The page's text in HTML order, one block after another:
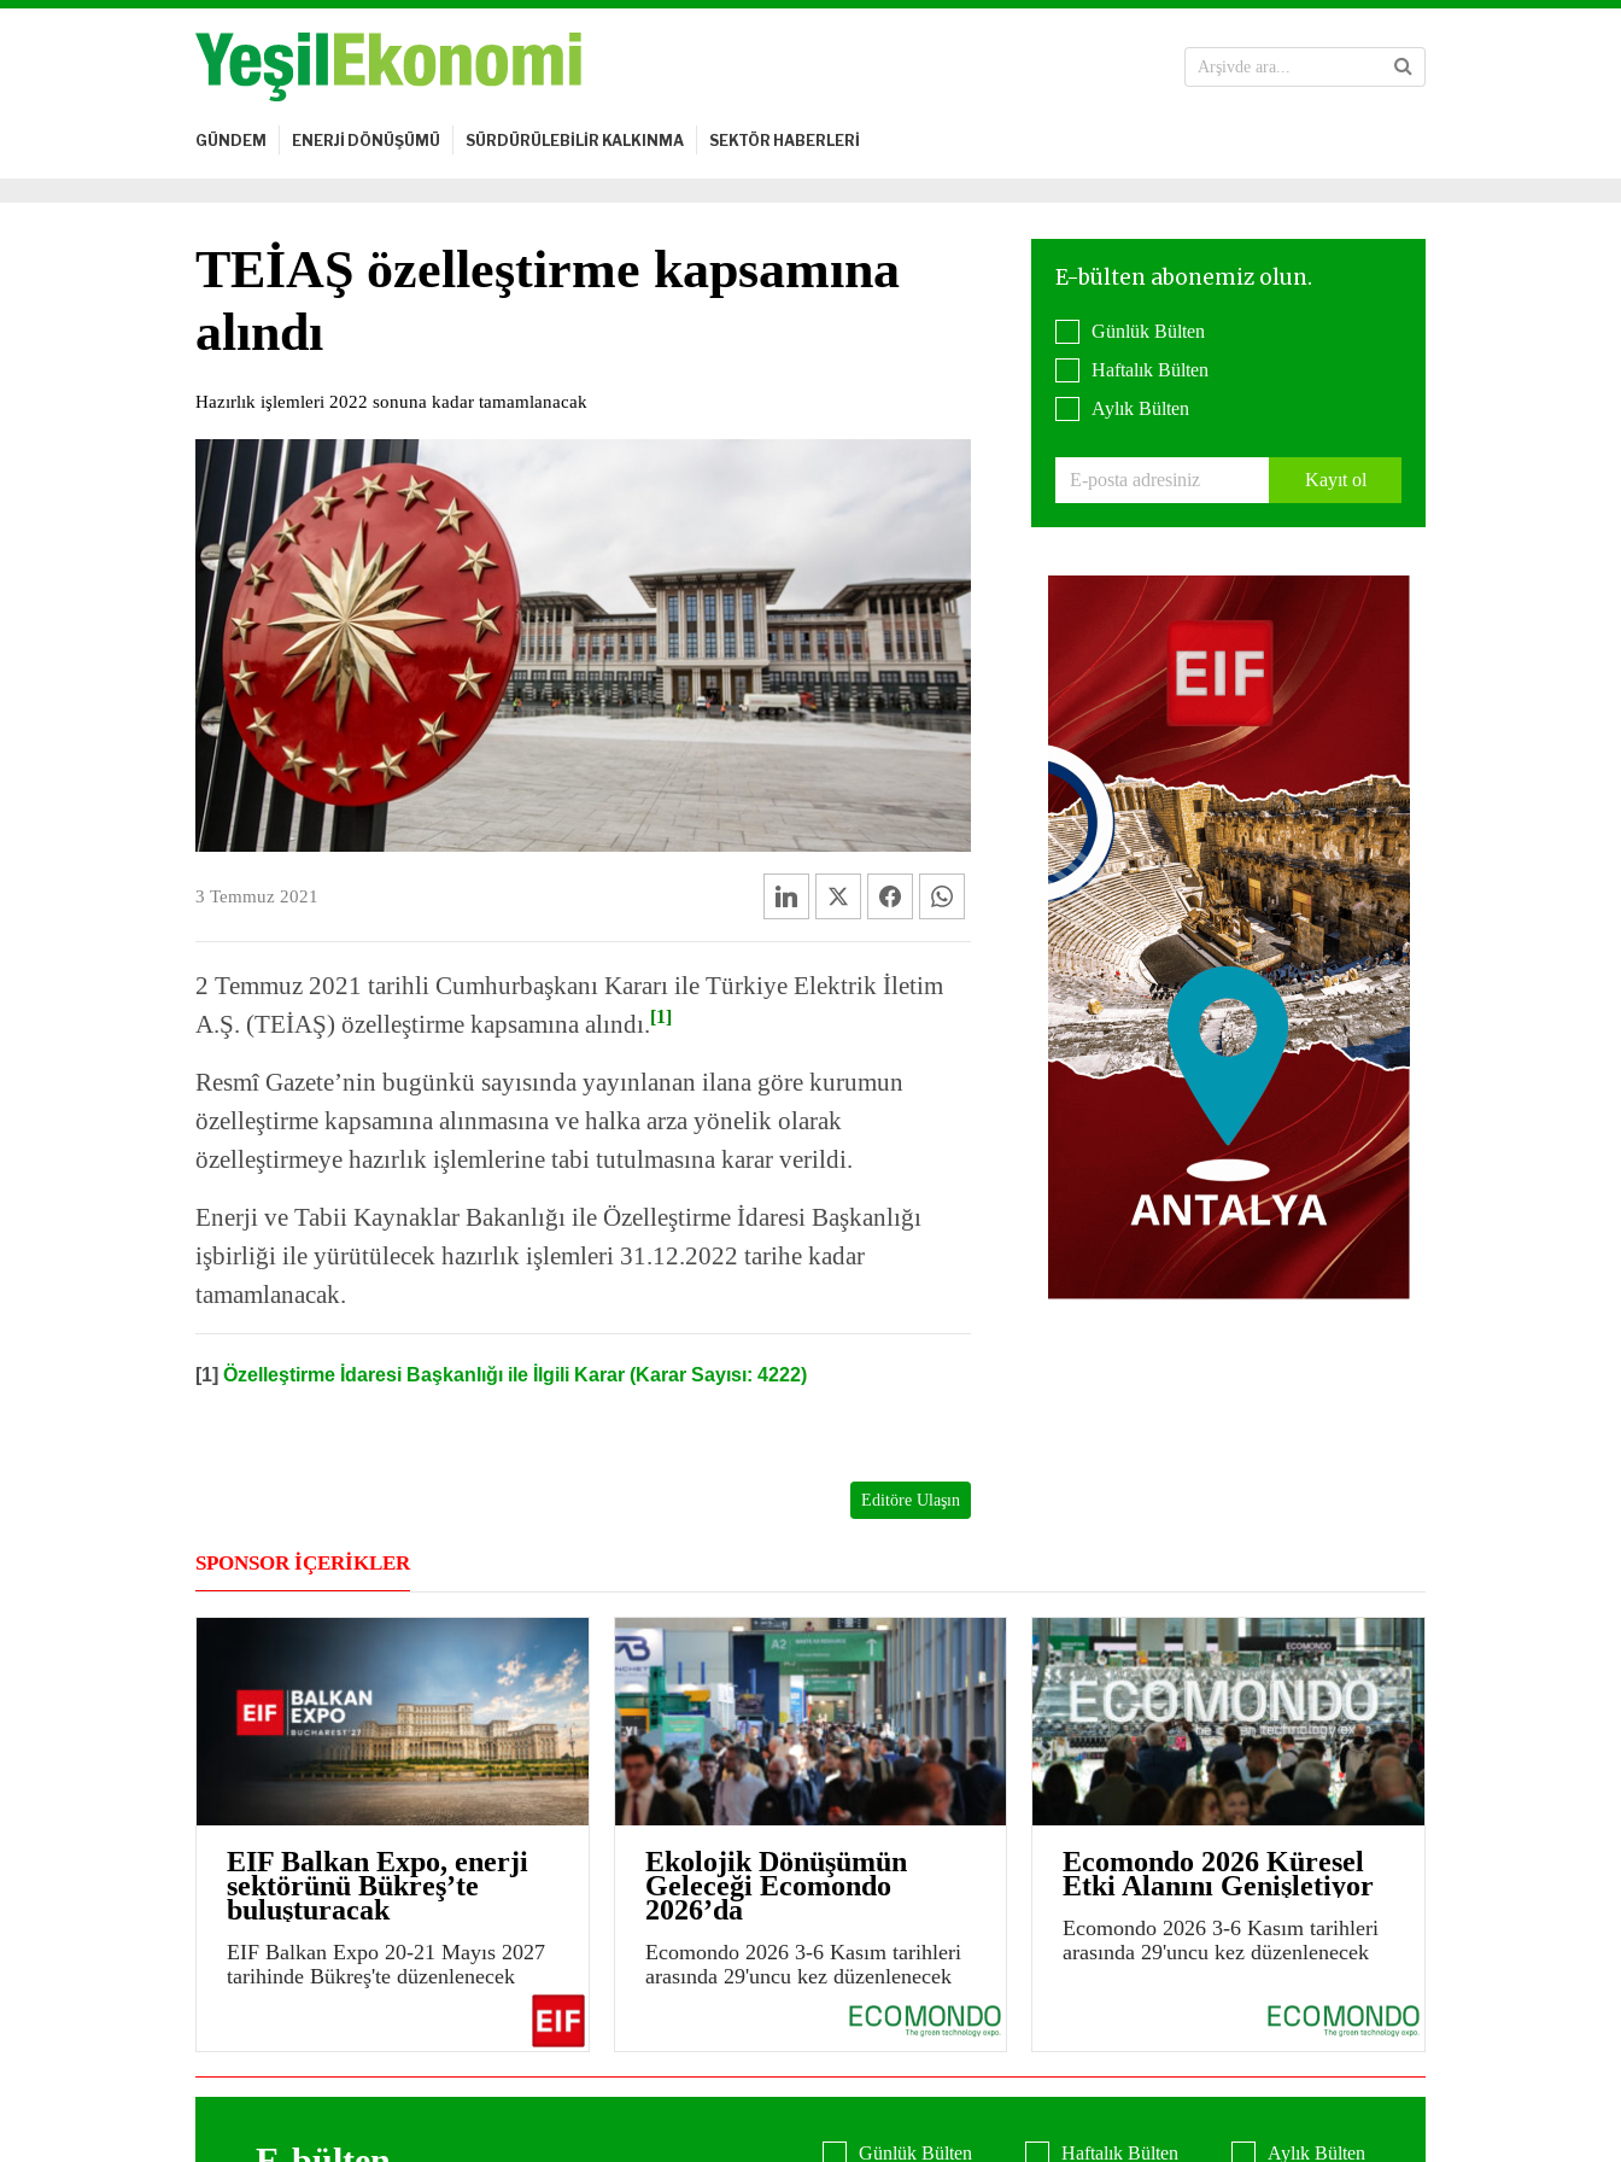
GÜNDEM ENERJİ DÖNÜŞÜMÜ SÜRDÜRÜLEBİLİR KALKINMA SEKTÖR HABERLERİ
TEİAŞ özelleştirme kapsamına
alındı
Hazırlık işlemleri 2022 sonuna kadar tamamlanacak
3 Temmuz 2021
2 Temmuz 2021 tarihli Cumhurbaşkanı Kararı ile Türkiye Elektrik İletim
A.Ş. (TEİAŞ) özelleştirme kapsamına alındı.[1]
Resmî Gazete’nin bugünkü sayısında yayınlanan ilana göre kurumun
özelleştirme kapsamına alınmasına ve halka arza yönelik olarak
özelleştirmeye hazırlık işlemlerine tabi tutulmasına karar verildi.
Enerji ve Tabii Kaynaklar Bakanlığı ile Özelleştirme İdaresi Başkanlığı
işbirliği ile yürütülecek hazırlık işlemleri 31.12.2022 tarihe kadar
tamamlanacak.
[1] Özelleştirme İdaresi Başkanlığı ile İlgili Karar (Karar Sayısı: 4222)
Editöre Ulaşın
Günlük Bülten
Haftalık Bülten
Aylık Bülten
Kayıt ol
SPONSOR İÇERİKLER
EIF Balkan Expo, enerji
sektörünü Bükreş’te
buluşturacak
EIF Balkan Expo 20-21 Mayıs 2027
tarihinde Bükreş'te düzenlenecek
Ekolojik Dönüşümün
Geleceği Ecomondo
2026’da
Ecomondo 2026 3-6 Kasım tarihleri
arasında 29'uncu kez düzenlenecek
Ecomondo 2026 Küresel
Etki Alanını Genişletiyor
Ecomondo 2026 3-6 Kasım tarihleri
arasında 29'uncu kez düzenlenecek
Günlük Bülten Haftalık Bülten Aylık Bülten